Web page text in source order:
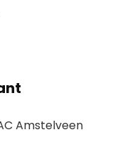
Amstelveen